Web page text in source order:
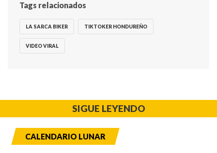
Tags relacionados
LA SARCA BIKER TIKTOKER HONDUREÑO
VIDEO VIRAL
SIGUE LEYENDO
CALENDARIO LUNAR